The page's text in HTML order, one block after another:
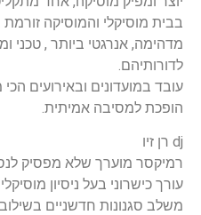
בבית מוסיקלי והמוסיקה
מדהימה, אנרגטי ביותר , טכני
לדורותיהם.
עובד במועדונים ובאירועים
הופכת למסיבה אמיתית.
dj רן זיו
רמיקסר מוערך שלא מפסיק
עורך כישרוני בעל ניסיון
משלב סגנונות חדשניים